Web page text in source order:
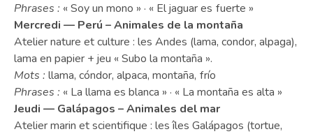
Phrases : « Soy un mono » · « El jaguar es fuerte »
Mercredi — Perú – Animales de la montaña
Atelier nature et culture : les Andes (lama, condor, alpaga),
lama en papier + jeu « Subo la montaña ».
Mots : llama, cóndor, alpaca, montaña, frío
Phrases : « La llama es blanca » · « La montaña es alta »
Jeudi — Galápagos – Animales del mar
Atelier marin et scientifique : les îles Galápagos (tortue,